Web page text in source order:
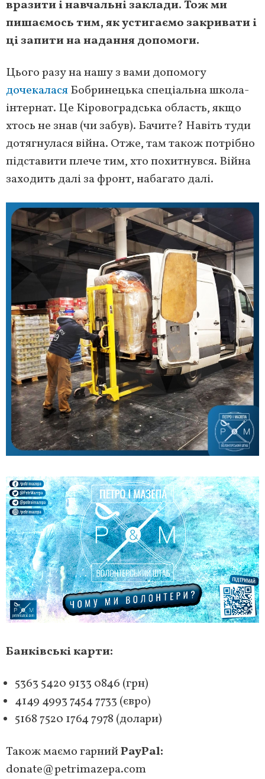
вразити і навчальні заклади. Тож ми
пишаємось тим, як устигаємо закривати і
ці запити на надання допомоги.
Цього разу на нашу з вами допомогу
дочекаласяБобринецька спеціальна школа-
інтернат. Це Кіровоградська область, якщо
хтось не знав (чи забув). Бачите? Навіть туди
дотягнулася війна. Отже, там також потрібно
підставити плече тим, хто похитнувся. Війна
заходить далі за фронт, набагато далі.
Банківські карти:
5363 5420 9133 0846 (грн)
4149 4993 7454 7733 (євро)
5168 7520 1764 7978 (долари)
Також маємо гарнийPayPal:
donate@petrimazepa.com